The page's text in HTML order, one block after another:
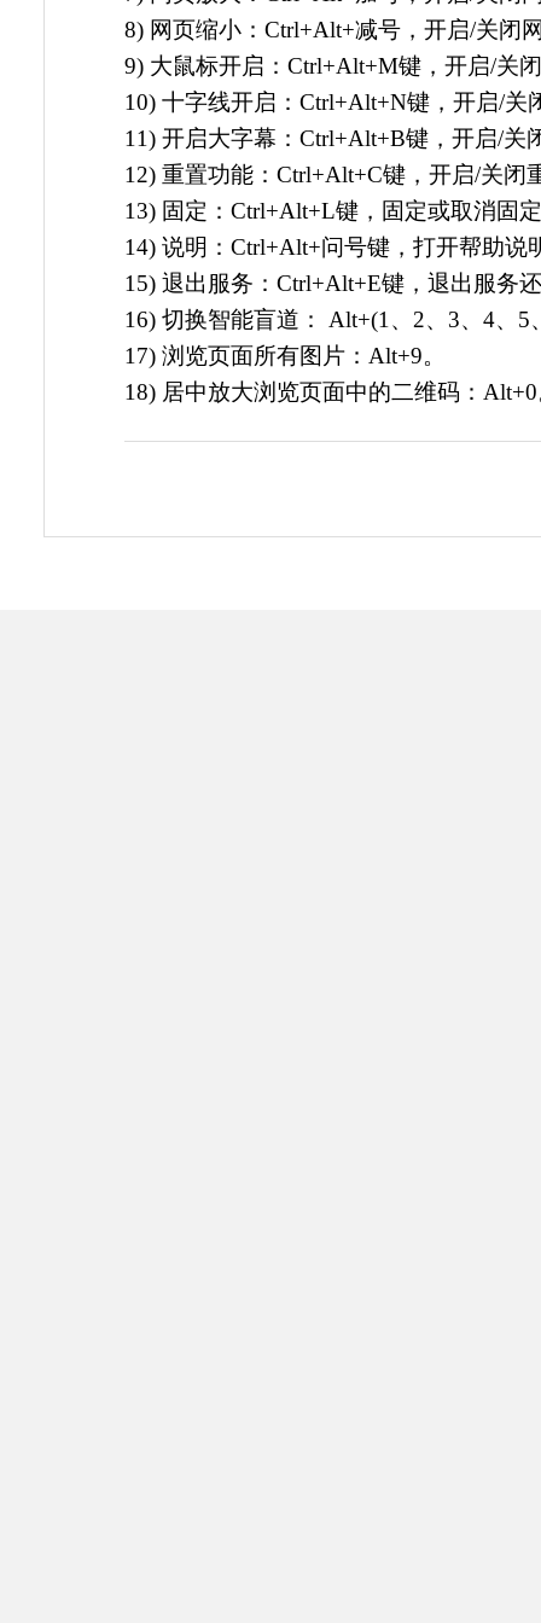
8) 网页缩小：Ctrl+Alt+减号，开启/关闭
9) 大鼠标开启：Ctrl+Alt+M键，开启/关
10) 十字线开启：Ctrl+Alt+N键，开启/关
11) 开启大字幕：Ctrl+Alt+B键，开启/关
12) 重置功能：Ctrl+Alt+C键，开启/关闭
13) 固定：Ctrl+Alt+L键，固定或取消固
14) 说明：Ctrl+Alt+问号键，打开帮助说
15) 退出服务：Ctrl+Alt+E键，退出服务
16) 切换智能盲道： Alt+(1、2、3、4、5
17) 浏览页面所有图片：Alt+9。
18) 居中放大浏览页面中的二维码：